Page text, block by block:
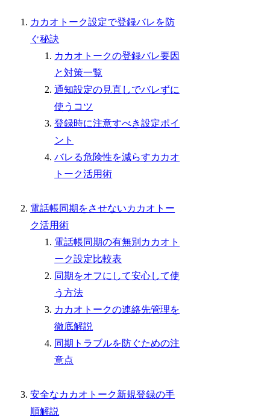
カカオトーク設定で登録バレを防
ぐ秘訣
カカオトークの登録バレ要因
と対策一覧
通知設定の見直しでバレずに
使うコツ
登録時に注意すべき設定ポイ
ント
バレる危険性を減らすカカオ
トーク活用術
電話帳同期をさせないカカオトー
ク活用術
電話帳同期の有無別カカオト
ーク設定比較表
同期をオフにして安心して使
う方法
カカオトークの連絡先管理を
徹底解説
同期トラブルを防ぐための注
意点
安全なカカオトーク新規登録の手
順解説